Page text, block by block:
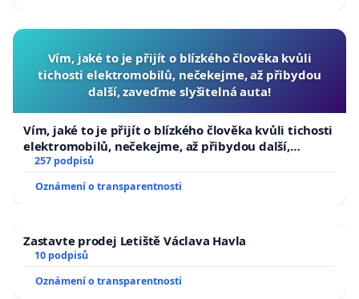
Vím, jaké to je přijít o blízkého člověka kvůli
tichosti elektromobilů, nečekejme, až přibydou
další, zaveďme slyšitelná auta!
Vím, jaké to je přijít o blízkého člověka kvůli tichosti
elektromobilů, nečekejme, až přibydou další,
zaveďme slyšitelná auta!
257 podpisů
Oznámení o transparentnosti
Zastavte prodej Letiště Václava Havla
10 podpisů
Oznámení o transparentnosti